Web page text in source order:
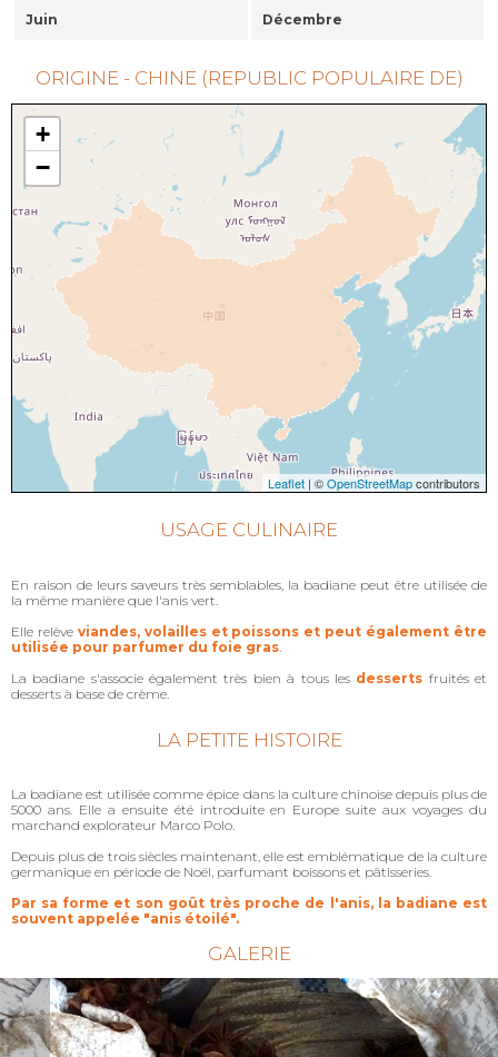
Juin Décembre
ORIGINE - CHINE (REPUBLIC POPULAIRE DE)
+
−
Leaflet | ©OpenStreetMapcontributors
USAGE CULINAIRE
En raison de leurs saveurs très semblables, la badiane peut être utilisée de
la même manière que l'anis vert.
Elle relève viandes, volailles et poissons et peut également être
utilisée pour parfumer du foie gras.
La badiane s'associe également très bien à tous les desserts fruités et
desserts à base de crème.
LA PETITE HISTOIRE
La badiane est utilisée comme épice dans la culture chinoise depuis plus de
5000 ans. Elle a ensuite été introduite en Europe suite aux voyages du
marchand explorateur Marco Polo.
Depuis plus de trois siècles maintenant, elle est emblématique de la culture
germanique en période de Noël, parfumant boissons et pâtisseries.
Par sa forme et son goût très proche de l'anis, la badiane est
souvent appelée "anis étoilé".
GALERIE